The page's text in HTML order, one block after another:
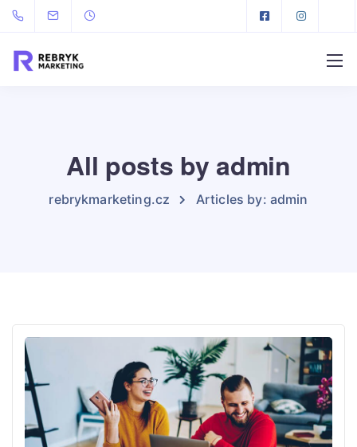
All posts by admin
rebrykmarketing.cz Articles by: admin